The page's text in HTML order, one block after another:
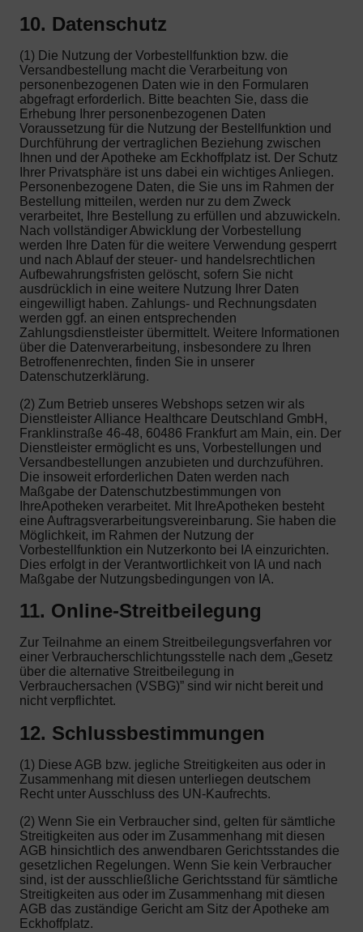
10. Datenschutz
(1) Die Nutzung der Vorbestellfunktion bzw. die
Versandbestellung macht die Verarbeitung von
personenbezogenen Daten wie in den Formularen
abgefragt erforderlich. Bitte beachten Sie, dass die
Erhebung Ihrer personenbezogenen Daten
Voraussetzung für die Nutzung der Bestellfunktion und
Durchführung der vertraglichen Beziehung zwischen
Ihnen und der Apotheke am Eckhoffplatz ist. Der Schutz
Ihrer Privatsphäre ist uns dabei ein wichtiges Anliegen.
Personenbezogene Daten, die Sie uns im Rahmen der
Bestellung mitteilen, werden nur zu dem Zweck
verarbeitet, Ihre Bestellung zu erfüllen und abzuwickeln.
Nach vollständiger Abwicklung der Vorbestellung
werden Ihre Daten für die weitere Verwendung gesperrt
und nach Ablauf der steuer- und handelsrechtlichen
Aufbewahrungsfristen gelöscht, sofern Sie nicht
ausdrücklich in eine weitere Nutzung Ihrer Daten
eingewilligt haben. Zahlungs- und Rechnungsdaten
werden ggf. an einen entsprechenden
Zahlungsdienstleister übermittelt. Weitere Informationen
über die Datenverarbeitung, insbesondere zu Ihren
Betroffenenrechten, finden Sie in unserer
Datenschutzerklärung.
(2) Zum Betrieb unseres Webshops setzen wir als
Dienstleister Alliance Healthcare Deutschland GmbH,
Franklinstraße 46-48, 60486 Frankfurt am Main, ein. Der
Dienstleister ermöglicht es uns, Vorbestellungen und
Versandbestellungen anzubieten und durchzuführen.
Die insoweit erforderlichen Daten werden nach
Maßgabe der Datenschutzbestimmungen von
IhreApotheken verarbeitet. Mit IhreApotheken besteht
eine Auftragsverarbeitungsvereinbarung. Sie haben die
Möglichkeit, im Rahmen der Nutzung der
Vorbestellfunktion ein Nutzerkonto bei IA einzurichten.
Dies erfolgt in der Verantwortlichkeit von IA und nach
Maßgabe der Nutzungsbedingungen von IA.
11. Online-Streitbeilegung
Zur Teilnahme an einem Streitbeilegungsverfahren vor
einer Verbraucherschlichtungsstelle nach dem „Gesetz
über die alternative Streitbeilegung in
Verbrauchersachen (VSBG)” sind wir nicht bereit und
nicht verpflichtet.
12. Schlussbestimmungen
(1) Diese AGB bzw. jegliche Streitigkeiten aus oder in
Zusammenhang mit diesen unterliegen deutschem
Recht unter Ausschluss des UN-Kaufrechts.
(2) Wenn Sie ein Verbraucher sind, gelten für sämtliche
Streitigkeiten aus oder im Zusammenhang mit diesen
AGB hinsichtlich des anwendbaren Gerichtsstandes die
gesetzlichen Regelungen. Wenn Sie kein Verbraucher
sind, ist der ausschließliche Gerichtsstand für sämtliche
Streitigkeiten aus oder im Zusammenhang mit diesen
AGB das zuständige Gericht am Sitz der Apotheke am
Eckhoffplatz.